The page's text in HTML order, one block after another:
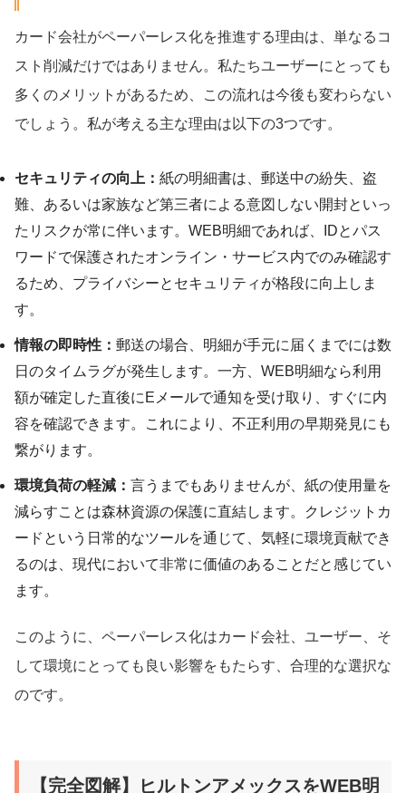
カード会社がペーパーレス化を推進する理由は、単なるコ
スト削減だけではありません。私たちユーザーにとっても
多くのメリットがあるため、この流れは今後も変わらない
でしょう。私が考える主な理由は以下の3つです。
セキュリティの向上： 紙の明細書は、郵送中の紛失、盗
難、あるいは家族など第三者による意図しない開封といっ
たリスクが常に伴います。WEB明細であれば、IDとパス
ワードで保護されたオンライン・サービス内でのみ確認す
るため、プライバシーとセキュリティが格段に向上しま
す。
情報の即時性： 郵送の場合、明細が手元に届くまでには数
日のタイムラグが発生します。一方、WEB明細なら利用
額が確定した直後にEメールで通知を受け取り、すぐに内
容を確認できます。これにより、不正利用の早期発見にも
繋がります。
環境負荷の軽減： 言うまでもありませんが、紙の使用量を
減らすことは森林資源の保護に直結します。クレジットカ
ードという日常的なツールを通じて、気軽に環境貢献でき
るのは、現代において非常に価値のあることだと感じてい
ます。
このように、ペーパーレス化はカード会社、ユーザー、そ
して環境にとっても良い影響をもたらす、合理的な選択な
のです。
【完全図解】ヒルトンアメックスをWEB明